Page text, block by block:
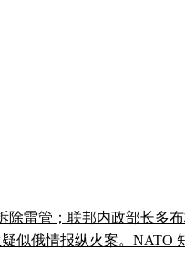
除雷管；联邦内政部长多
似俄情报纵火案。NATO